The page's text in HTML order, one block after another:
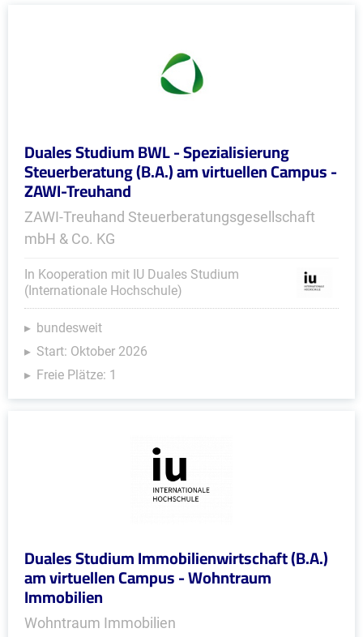
Duales Studium BWL - Spezialisierung
Steuerberatung (B.A.) am virtuellen Campus -
ZAWI-Treuhand
ZAWI-Treuhand Steuerberatungsgesellschaft
mbH & Co. KG
In Kooperation mit IU Duales Studium
(Internationale Hochschule)
bundesweit
Start: Oktober 2026
Freie Plätze: 1
Duales Studium Immobilienwirtschaft (B.A.)
am virtuellen Campus - Wohntraum
Immobilien
Wohntraum Immobilien